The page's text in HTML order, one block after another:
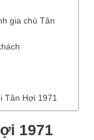
gia chủ Tân
Tân Hợi 1971
1971